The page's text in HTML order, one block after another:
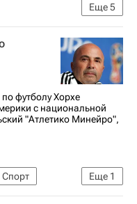
Еще5
Бруно Фукс
по футболу)
футболу Хорхе
с национальной
"Атлетико Минейро",
Еще 1
Спорт